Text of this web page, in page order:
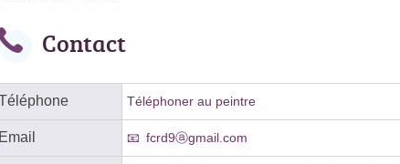
Contact
Téléphoner au peintre
Email fcrd9ⓐgmail.com